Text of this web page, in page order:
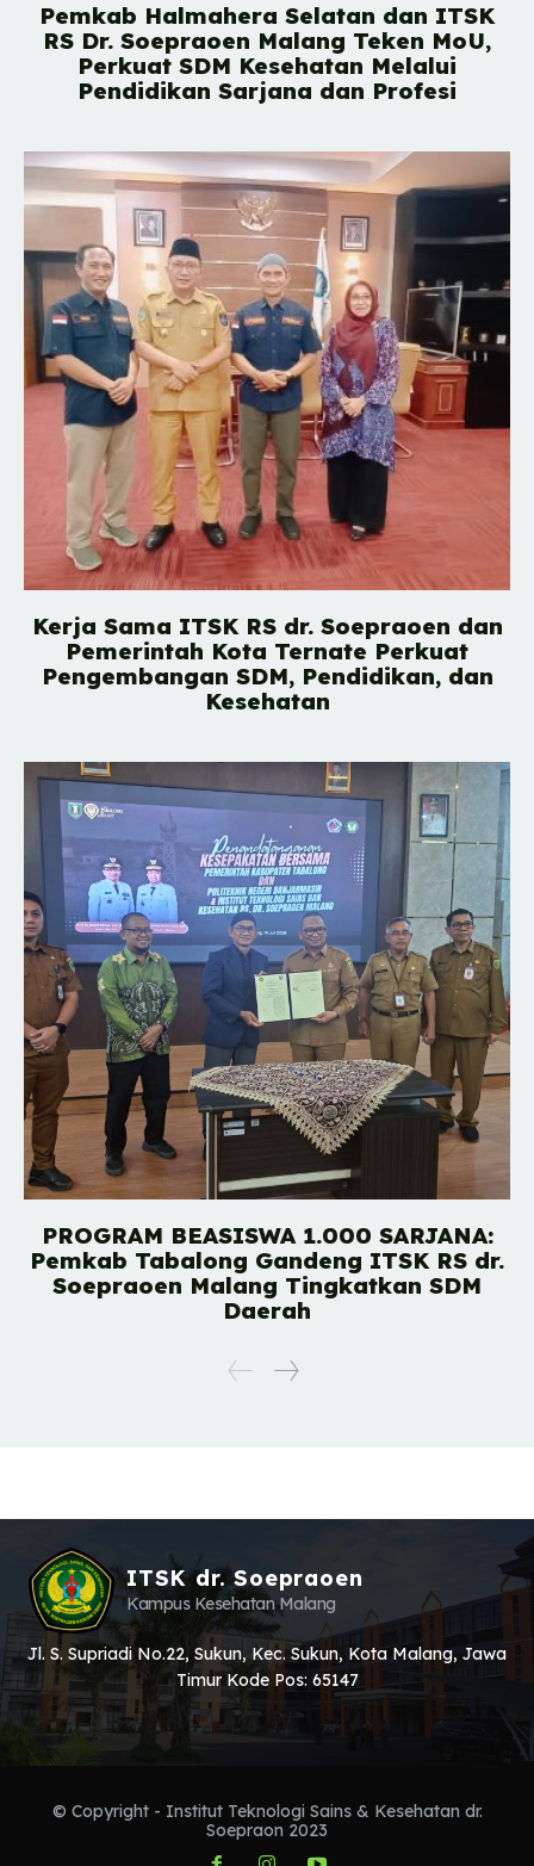
Pemkab Halmahera Selatan dan ITSK
RS Dr. Soepraoen Malang Teken MoU,
Perkuat SDM Kesehatan Melalui
Pendidikan Sarjana dan Profesi
Kerja Sama ITSK RS dr. Soepraoen dan
Pemerintah Kota Ternate Perkuat
Pengembangan SDM, Pendidikan, dan
Kesehatan
PROGRAM BEASISWA 1.000 SARJANA:
Pemkab Tabalong Gandeng ITSK RS dr.
Soepraoen Malang Tingkatkan SDM
Daerah
ITSK dr. Soepraoen
Kampus Kesehatan Malang
Jl. S. Supriadi No.22, Sukun, Kec. Sukun, Kota Malang, Jawa
Timur Kode Pos: 65147
© Copyright - Institut Teknologi Sains & Kesehatan dr.
Soepraon 2023